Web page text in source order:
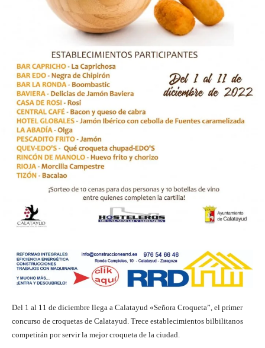
Del 1 al 11 de diciembre llega a Calatayud «Señora Croqueta”, el primer
concurso de croquetas de Calatayud. Trece establecimientos bilbilitanos
competirán por servir la mejor croqueta de la ciudad.